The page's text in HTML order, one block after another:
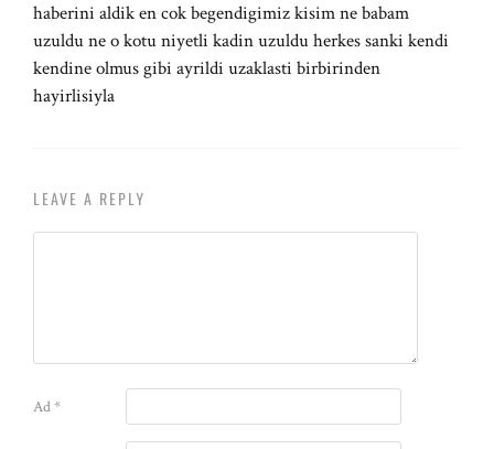
haberini aldik en cok begendigimiz kisim ne babam
uzuldu ne o kotu niyetli kadin uzuldu herkes sanki kendi
kendine olmus gibi ayrildi uzaklasti birbirinden
hayirlisiyla
LEAVE A REPLY
Ad*